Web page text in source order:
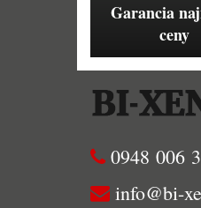
Garancia
ceny
0948 006
info@bi-